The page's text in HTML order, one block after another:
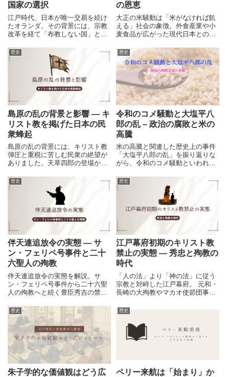
国家の選択
江戸時代、日本が唯一交易を続け
たオランダ。その背景には、宗教
改革を経て「布教しない国」とな
スペインからの独立と宗教の自
由、そして現実主義の外交をたど
の恩恵
大正の米騒動は「米がなければ飢
える」社会の象徴。外食産業や小
麦食品が広がった現代日本との比
重要性を問いかけます。
歴史
島原の乱の背景と影響 ― キ
リスト教を掲げた日本の民
衆蜂起
島原の乱の背景には、キリスト教
弾圧と重税に苦しむ民衆の絶望が
ありました。天草四郎の登場から
化までを解説します。
歴史
令和のコメ騒動と大塩平八
郎の乱 – 政治の腐敗と米の
高騰
米の高騰と関連した歴史上の事件
「大塩平八郎の乱」を振り返りな
がら、令和のコメ騒動といわれる
業で習った大塩平八郎の乱がどう
いった事件で、なぜ起きたのかを
確認すると、現代との共通点を見
出したり、私たちがとるべき行動
の参考になることもあるのではな
いでしょうか。
歴史
伴天連追放令の実態 ― サ
ン・フェリペ号事件と二十
六聖人の殉教
伴天連追放令の実態を解説。サ
ン・フェリペ号事件から二十六聖
人の殉教へと続く豊臣秀吉の禁教
介します。
歴史
江戸幕府初期のキリスト教
禁止の実態 ― 秀忠と殉教の
時代
「人の法」より「神の法」に従う
宗教と対峙した江戸幕府。 元和・
長崎の大殉教やマカオ使節団事件
えます。
歴史
朱子学的な価値観はどう広
歴史
ペリー来航は「始まり」か